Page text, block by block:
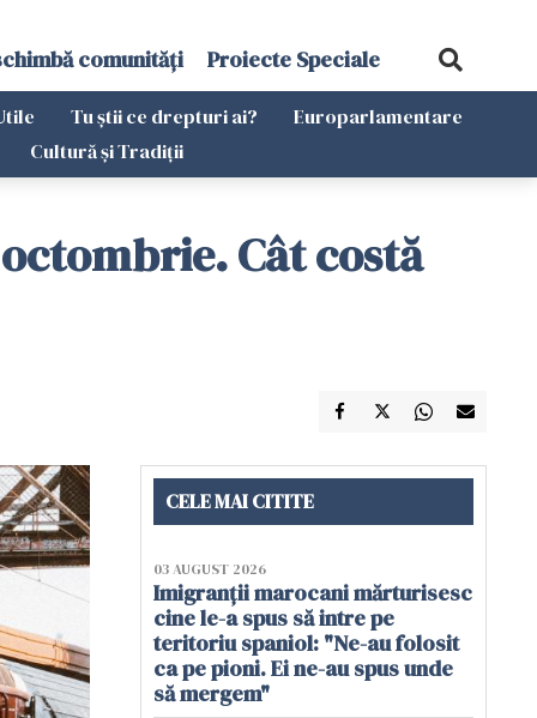
comunități Proiecte Speciale
Tu știi ce drepturi ai?
Europarlamentare
Cultură și Tradiții
Cât costă
CELE MAI CITITE
03 AUGUST 2026
Imigranții marocani mărturisesc
cine le-a spus să intre pe
teritoriu spaniol: "Ne-au folosit
ca pe pioni. Ei ne-au spus unde
să mergem"